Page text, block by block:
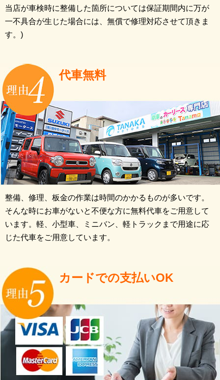
当店が車検時に整備した箇所については保証期間内に万が
一不具合が生じた場合には、無償で修理対応させて頂きま
す。)
代車無料
整備、修理、板金の作業は時間のかかるものが多いです。
そんな時にお車がないと不便な方に無料代車をご用意して
います。軽、小型車、ミニバン、軽トラックまで用途に応
じた代車をご用意しています。
カードでの支払いOK